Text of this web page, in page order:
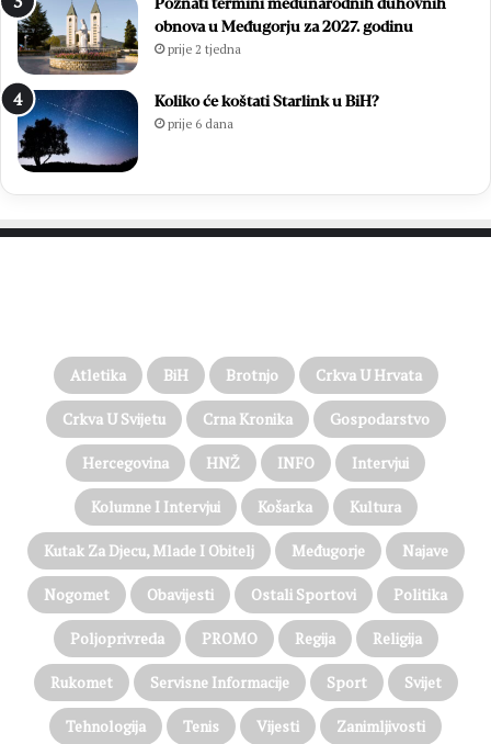
Poznati termini međunarodnih duhovnih
obnova u Međugorju za 2027. godinu
prije 2 tjedna
Koliko će koštati Starlink u BiH?
prije 6 dana
Atletika BiH Brotnjo Crkva U Hrvata
Crkva U Svijetu Crna Kronika Gospodarstvo
Hercegovina HNŽ INFO Intervjui
Kolumne I Intervjui Košarka Kultura
Kutak Za Djecu, Mlade I Obitelj Međugorje Najave
Nogomet Obavijesti Ostali Sportovi Politika
Poljoprivreda PROMO Regija Religija
Rukomet Servisne Informacije Sport Svijet
Tehnologija Tenis Vijesti Zanimljivosti